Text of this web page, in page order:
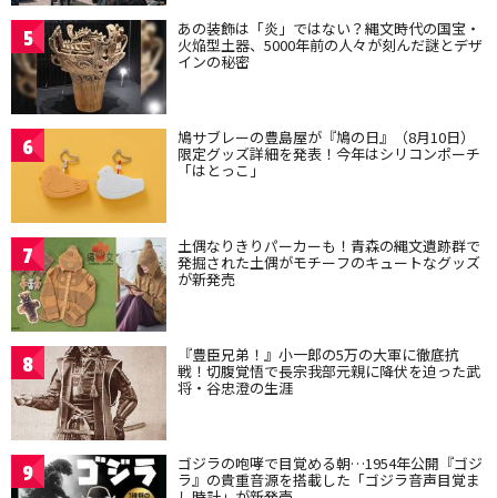
5 あの装飾は「炎」ではない？縄文時代の国宝・
火焔型土器、5000年前の人々が刻んだ謎とデザ
インの秘密
6 鳩サブレーの豊島屋が『鳩の日』（8月10日）
限定グッズ詳細を発表！今年はシリコンポーチ
「はとっこ」
7 土偶なりきりパーカーも！青森の縄文遺跡群で
発掘された土偶がモチーフのキュートなグッズ
が新発売
8 『豊臣兄弟！』小一郎の5万の大軍に徹底抗
戦！切腹覚悟で長宗我部元親に降伏を迫った武
将・谷忠澄の生涯
9 ゴジラの咆哮で目覚める朝…1954年公開『ゴジ
ラ』の貴重音源を搭載した「ゴジラ音声目覚ま